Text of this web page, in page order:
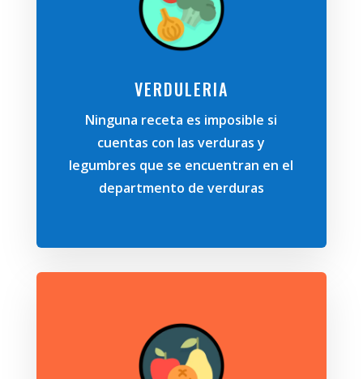
VERDULERIA
Ninguna receta es imposible si
cuentas con las verduras y
legumbres que se encuentran en el
departmento de verduras